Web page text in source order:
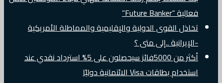
فعالية “Future Banker”
تخاذل القوى الدولية والإقليمية والمماطلة الأمريكية
-الإيرانية ..إلى متى ؟
أكثر من 5000فائز سيحصلون على 5% استرداد نقدي عند
استخدام بطاقات Visa الائتمانية دوليًا